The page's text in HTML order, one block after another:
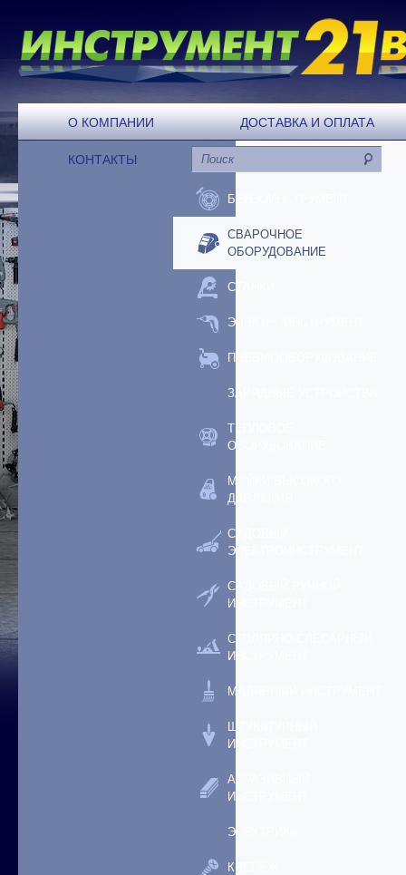
О КОМПАНИИ ДОСТАВКА И ОПЛАТА
КОНТАКТЫ
БЕНЗОИНСТРУМЕНТ
СВАРОЧНОЕ
ОБОРУДОВАНИЕ
СТАНКИ
ЭЛЕКТРОИНСТРУМЕНТ
ПНЕВМООБОРУДОВАНИЕ
ЗАРЯДНЫЕ УСТРОЙСТВА
ТЕПЛОВОЕ
ОБОРУДОВАНИЕ
МОЙКИ ВЫСОКОГО
ДАВЛЕНИЯ
САДОВЫЙ
ЭЛЕКТРОИНСТРУМЕНТ
САДОВЫЙ РУЧНОЙ
ИНСТРУМЕНТ
СТОЛЯРНО-СЛЕСАРНЫЙ
ИНСТРУМЕНТ
МАЛЯРНЫЙ ИНСТРУМЕНТ
ШТУКАТУРНЫЙ
ИНСТРУМЕНТ
АБРАЗИВНЫЙ
ИНСТРУМЕНТ
ЭЛЕКТРИКА
КРЕПЕЖ